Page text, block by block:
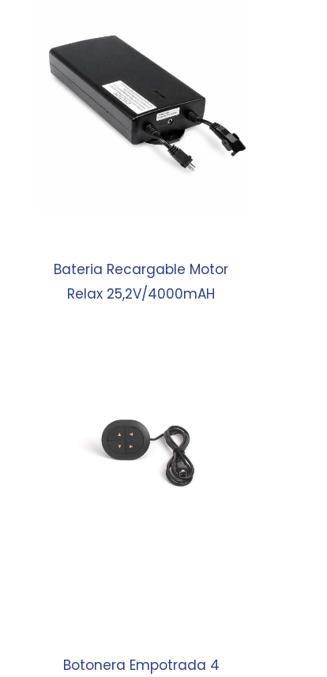
Bateria Recargable Motor
Relax 25,2V/4000mAH
Botonera Empotrada 4